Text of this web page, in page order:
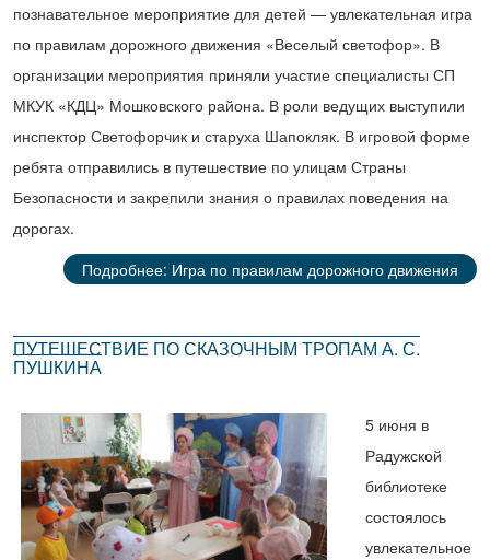
познавательное мероприятие для детей — увлекательная игра
по правилам дорожного движения «Веселый светофор». В
организации мероприятия приняли участие специалисты СП
МКУК «КДЦ» Мошковского района. В роли ведущих выступили
инспектор Светофорчик и старуха Шапокляк. В игровой форме
ребята отправились в путешествие по улицам Страны
Безопасности и закрепили знания о правилах поведения на
дорогах.
Подробнее: Игра по правилам дорожного движения
ПУТЕШЕСТВИЕ ПО СКАЗОЧНЫМ ТРОПАМ А. С.
ПУШКИНА
5 июня в
Радужской
библиотеке
состоялось
увлекательное